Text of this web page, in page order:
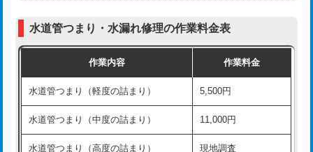
モルタル補修（厚さ10㎝超え） 38,500円
洗面台設置 38,500円
化粧台設置 22,000円
式）)
式・ワンホール）)
交換・取付(排水栓・排水トラップ
22,000円+材料費
水道管つまり・水漏れ修理の作業料金表
作業内容 作業料金
水道管つまり（軽度の詰まり） 5,500円
水道管つまり（中度の詰まり） 11,000円
水道管つまり（高度の詰まり） 現地調査